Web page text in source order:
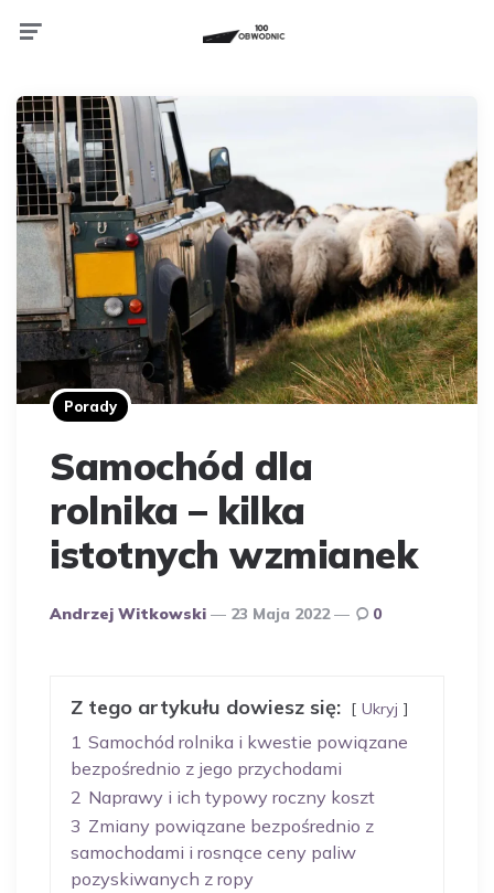
Porady
Samochód dla
rolnika – kilka
istotnych wzmianek
Opublikowany
Andrzej Witkowski 23 Maja 2022 0
Z tego artykułu dowiesz się: Ukryj
1 Samochód rolnika i kwestie powiązane
bezpośrednio z jego przychodami
2 Naprawy i ich typowy roczny koszt
3 Zmiany powiązane bezpośrednio z
samochodami i rosnące ceny paliw
pozyskiwanych z ropy